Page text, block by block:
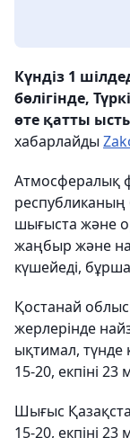
Күндіз 1
бөлігінде,
өте қатты
хабарлайды
Атмосфералық
республиканың
шығыста және
жаңбыр және
күшейеді,
Қостанай
жерлерінде
ықтимал, түнде
15-20, екпіні 23
Шығыс
15-20, екпіні